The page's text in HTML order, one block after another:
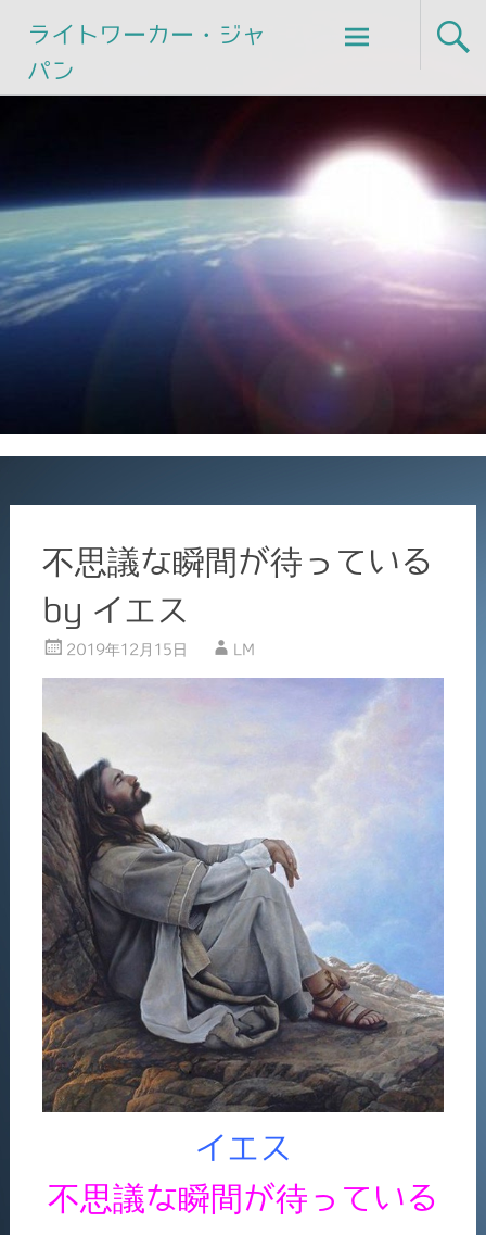
ライトワーカー・ジャ
パン
Skip
to
不思議な瞬間が待っている
by イエス
2019年12月15日 LM
イエス
不思議な瞬間が待っている